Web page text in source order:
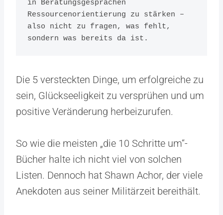
in Beratungsgesprächen
Ressourcenorientierung zu stärken –
also nicht zu fragen, was fehlt,
sondern was bereits da ist.
Die 5 versteckten Dinge, um erfolgreiche zu
sein, Glückseeligkeit zu versprühen und um
positive Veränderung herbeizurufen.
So wie die meisten „die 10 Schritte um“-
Bücher halte ich nicht viel von solchen
Listen. Dennoch hat Shawn Achor, der viele
Anekdoten aus seiner Militärzeit bereithält.